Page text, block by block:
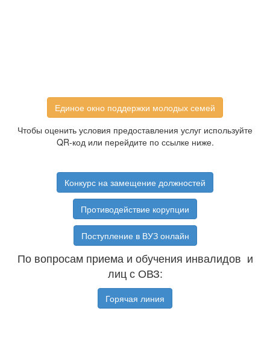
Единое окно поддержки молодых семей
Чтобы оценить условия предоставления услуг используйте
QR-код или перейдите по ссылке ниже.
Конкурс на замещение должностей
Противодействие корупции
Поступление в ВУЗ онлайн
По вопросам приема и обучения инвалидов и
лиц с ОВЗ:
Горячая линия